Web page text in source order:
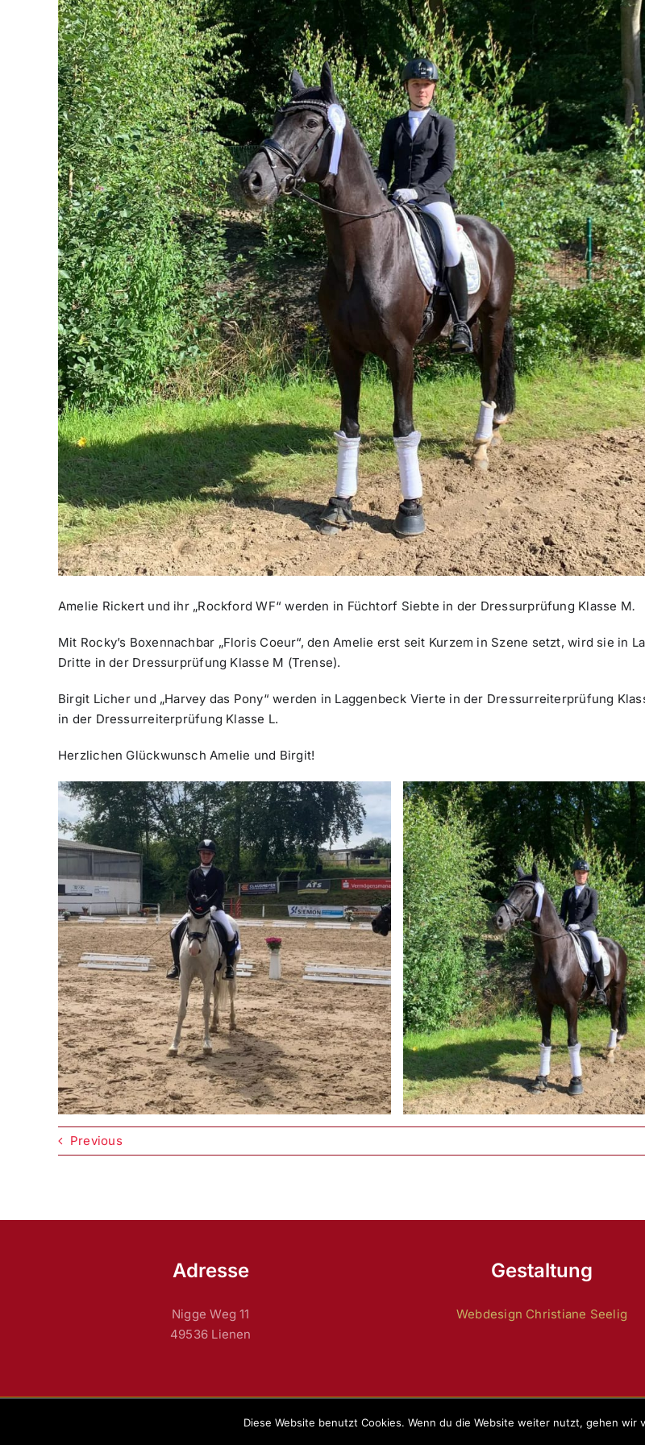
Amelie Rickert und ihr „Rockford WF“ werden in Füchtorf Siebte in der Dressurprüfung Klasse M.
Mit Rocky’s Boxennachbar „Floris Coeur“, den Amelie erst seit Kurzem in Szene setzt, wird sie in
Dritte in der Dressurprüfung Klasse M (Trense).
Birgit Licher und „Harvey das Pony“ werden in Laggenbeck Vierte in der Dressurreiterprüfung
in der Dressurreiterprüfung Klasse L.
Herzlichen Glückwunsch Amelie und Birgit!
Previous
Adresse
Nigge Weg 11
49536 Lienen
Gestaltung
Webdesign Christiane Seelig
Copyright 2024 byZRFV Lienen|Datenschutz|
Diese Website benutzt Cookies. Wenn du die Website weiter nutzt, gehen wir